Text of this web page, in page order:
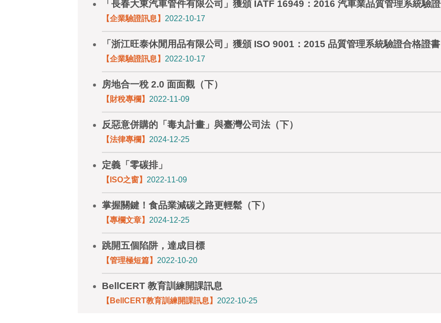
「長春大東汽車管件有限公司」獲頒 IATF 16949：2016 汽車業品質管理系統驗
【企業驗證訊息】 2022-10-17
「浙江旺泰休閒用品有限公司」獲頒 ISO 9001：2015 品質管理系統驗證合格證書
【企業驗證訊息】 2022-10-17
房地合一稅 2.0 面面觀（下）
【財稅專欄】 2022-11-09
反惡意併購的「毒丸計畫」與臺灣公司法（下）
【法律專欄】 2024-12-25
定義「零碳排」
【ISO之窗】 2022-11-09
掌握關鍵！食品業減碳之路更輕鬆（下）
【專欄文章】 2024-12-25
跳開五個陷阱，達成目標
【管理極短篇】 2022-10-20
BellCERT 教育訓練開課訊息
【BellCERT教育訓練開課訊息】 2022-10-25